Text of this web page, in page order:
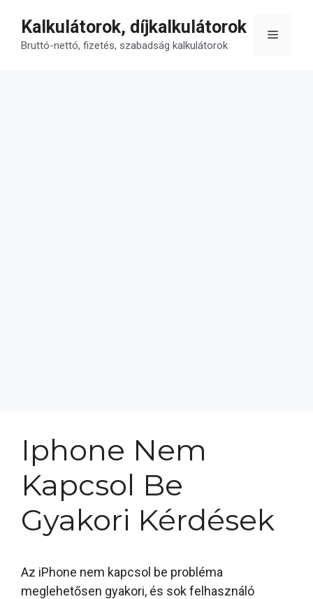
tartalomba
Kalkulátorok, díjkalkulátorok
Bruttó-nettó, fizetés, szabadság kalkulátorok
Menü
Iphone Nem
Kapcsol Be
Gyakori Kérdések
Az iPhone nem kapcsol be probléma
meglehetősen gyakori, és sok felhasználó